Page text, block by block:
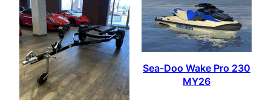
Sea-Doo Wake Pro 230
MY26